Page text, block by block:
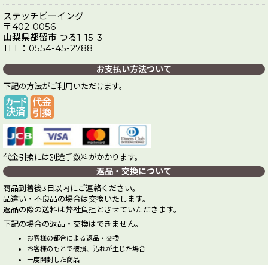
ステッチビーイング
〒402-0056
山梨県都留市 つる1-15-3
TEL：0554-45-2788
お支払い方法ついて
下記の方法がご利用いただけます。
代金引換には別途手数料がかかります。
返品・交換について
商品到着後3日以内にご連絡ください。
品違い・不良品の場合は交換いたします。
返品の際の送料は弊社負担とさせていただきます。
下記の場合の返品・交換はできません。
お客様の都合による返品・交換
お客様のもとで破損、汚れが生じた場合
一度開封した商品